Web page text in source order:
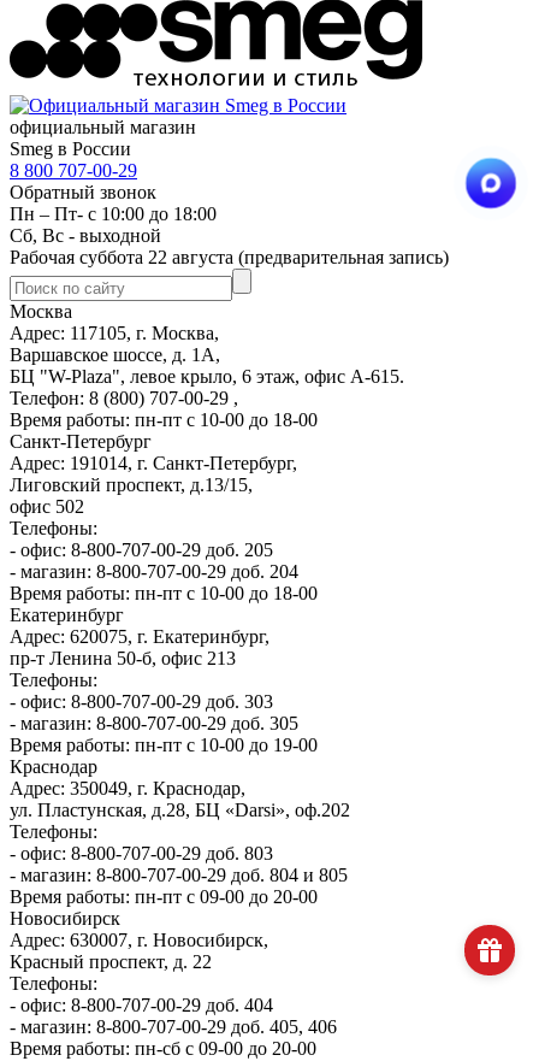
официальный магазин
Smeg в России
8 800 707-00-29
Обратный звонок
Пн – Пт- с 10:00 до 18:00
Сб, Вс - выходной
Рабочая суббота 22 августа (предварительная запись)
Москва
Адрес: 117105, г. Москва,
Варшавское шоссе, д. 1А,
БЦ "W-Plaza", левое крыло, 6 этаж, офис А-615.
Телефон: 8 (800) 707-00-29 ,
Время работы: пн-пт с 10-00 до 18-00
Санкт-Петербург
Адрес: 191014, г. Санкт-Петербург,
Лиговский проспект, д.13/15,
офис 502
Телефоны:
- офис: 8-800-707-00-29 доб. 205
- магазин: 8-800-707-00-29 доб. 204
Время работы: пн-пт с 10-00 до 18-00
Екатеринбург
Адрес: 620075, г. Екатеринбург,
пр-т Ленина 50-б, офис 213
Телефоны:
- офис: 8-800-707-00-29 доб. 303
- магазин: 8-800-707-00-29 доб. 305
Время работы: пн-пт с 10-00 до 19-00
Краснодар
Адрес: 350049, г. Краснодар,
ул. Пластунская, д.28, БЦ «Darsi», оф.202
Телефоны:
- офис: 8-800-707-00-29 доб. 803
- магазин: 8-800-707-00-29 доб. 804 и 805
Время работы: пн-пт с 09-00 до 20-00
Новосибирск
Адрес: 630007, г. Новосибирск,
Красный проспект, д. 22
Телефоны:
- офис: 8-800-707-00-29 доб. 404
- магазин: 8-800-707-00-29 доб. 405, 406
Время работы: пн-сб с 09-00 до 20-00